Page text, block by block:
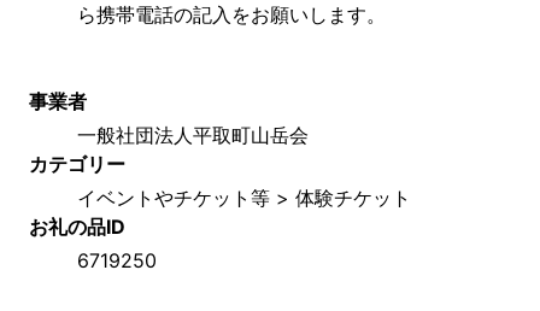
ら携帯電話の記入をお願いします。
事業者
一般社団法人平取町山岳会
カテゴリー
イベントやチケット等 > 体験チケット
お礼の品ID
6719250